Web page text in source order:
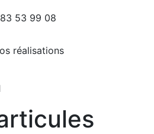
53 99 08
réalisations